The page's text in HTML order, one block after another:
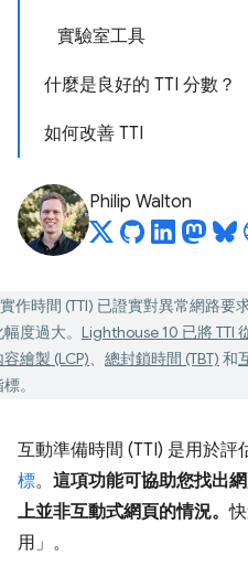
實驗室工具
什麼是良好的 TTI 分數？
如何改善 TTI
Philip Walton
實作時間 (TTI) 已證實對異常網路
度過大。 Lighthouse 10 已將 TTI
繪製 (LCP)、 總封鎖時間 (TBT) 和
。
互動準備時間 (TTI) 是用於評
標。 這項功能可協助您找出
上並非互動式網頁的情況。
用」 。